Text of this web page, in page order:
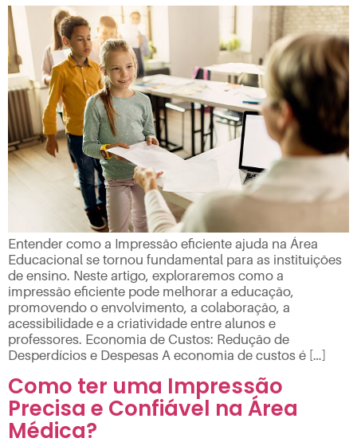
Entender como a Impressão eficiente ajuda na Área
Educacional se tornou fundamental para as instituições
de ensino. Neste artigo, exploraremos como a
impressão eficiente pode melhorar a educação,
promovendo o envolvimento, a colaboração, a
acessibilidade e a criatividade entre alunos e
professores. Economia de Custos: Redução de
Desperdícios e Despesas A economia de custos é […]
Como ter uma Impressão
Precisa e Confiável na Área
Médica?